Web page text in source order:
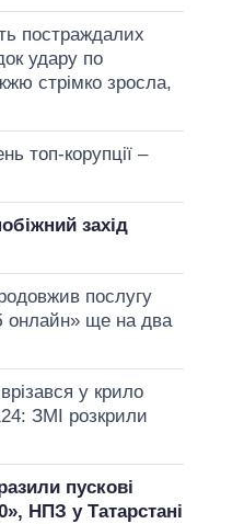
постраждалих
удару по
стрімко зросла,
топ-корупції –
захід
послугу
ще на два
у крило
ЗМІ розкрили
пускові
НПЗ у Татарстані